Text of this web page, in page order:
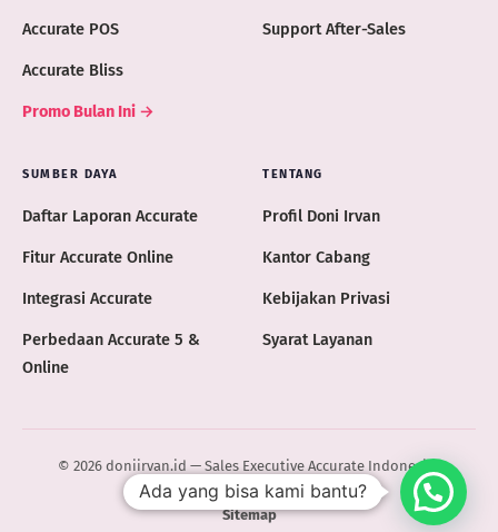
Accurate POS
Accurate Bliss
Promo Bulan Ini →
Support After-Sales
SUMBER DAYA
Daftar Laporan Accurate
Fitur Accurate Online
Integrasi Accurate
Perbedaan Accurate 5 &
Online
TENTANG
Profil Doni Irvan
Kantor Cabang
Kebijakan Privasi
Syarat Layanan
© 2026 doniirvan.id — Sales Executive Accurate Indonesia ·
ACCURATE.ID
Sitemap
Ada yang bisa kami bantu?